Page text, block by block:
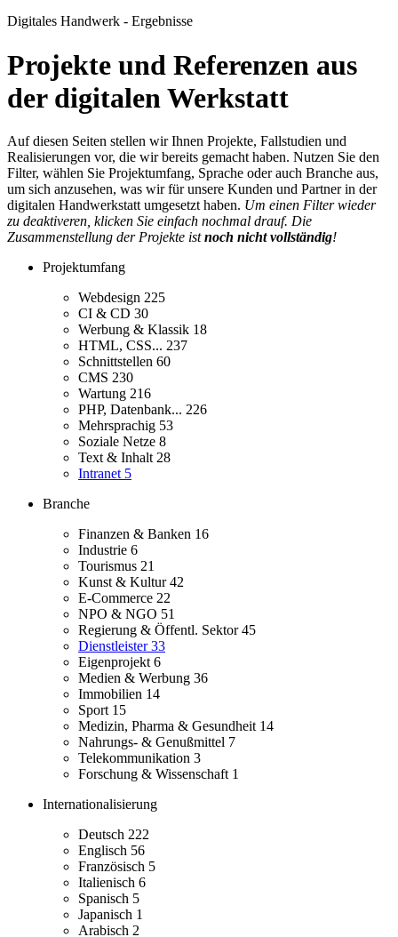
Digitales Handwerk - Ergebnisse
Projekte und Referenzen aus
der digitalen Werkstatt
Auf diesen Seiten stellen wir Ihnen Projekte, Fallstudien und
Realisierungen vor, die wir bereits gemacht haben. Nutzen Sie den
Filter, wählen Sie Projektumfang, Sprache oder auch Branche aus,
um sich anzusehen, was wir für unsere Kunden und Partner in der
digitalen Handwerkstatt umgesetzt haben. Um einen Filter wieder
zu deaktiveren, klicken Sie einfach nochmal drauf. Die
Zusammenstellung der Projekte istnoch nicht vollständig!
Projektumfang
Webdesign 225
CI & CD 30
Werbung & Klassik 18
HTML, CSS... 237
Schnittstellen 60
CMS 230
Wartung 216
PHP, Datenbank... 226
Mehrsprachig 53
Soziale Netze 8
Text & Inhalt 28
Intranet 5
Branche
Finanzen & Banken 16
Industrie 6
Tourismus 21
Kunst & Kultur42
E-Commerce 22
NPO & NGO 51
Regierung & Öffentl. Sektor45
Dienstleister33
Eigenprojekt 6
Medien & Werbung 36
Immobilien 14
Sport 15
Medizin, Pharma & Gesundheit 14
Nahrungs- & Genußmittel 7
Telekommunikation 3
Forschung & Wissenschaft 1
Internationalisierung
Deutsch 222
Englisch 56
Französisch 5
Italienisch 6
Spanisch 5
Japanisch 1
Arabisch 2